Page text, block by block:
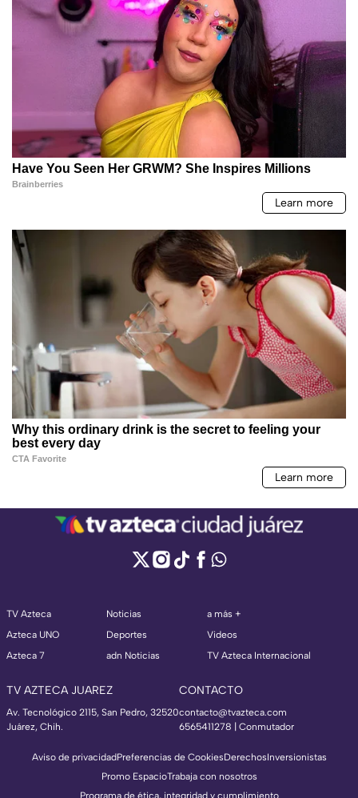
TV Azteca
Azteca UNO
Azteca 7
Noticias
Deportes
adn Noticias
a más +
Videos
TV Azteca Internacional
TV AZTECA JUAREZ
Av. Tecnológico 2115, San Pedro, 32520
Juárez, Chih.
CONTACTO
contacto@tvazteca.com
6565411278 | Conmutador
Aviso de privacidadPreferencias de CookiesDerechosInversionistas
Promo EspacioTrabaja con nosotros
Programa de ética, integridad y cumplimiento